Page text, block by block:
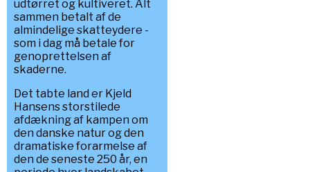
udtørret og kultiveret. Alt
sammen betalt af de
almindelige skatteydere -
som i dag må betale for
genoprettelsen af
skaderne.
Det tabte land er Kjeld
Hansens storstilede
afdækning af kampen om
den danske natur og den
dramatiske forarmelse af
den de seneste 250 år, en